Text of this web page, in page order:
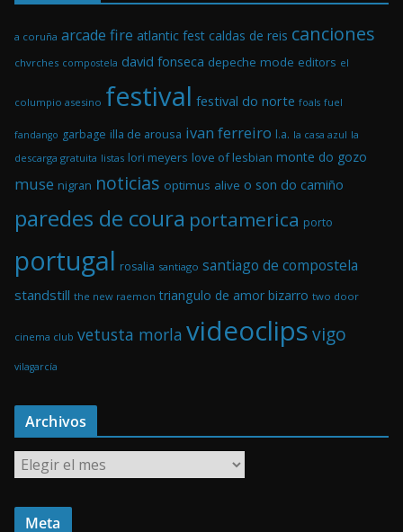
a coruña arcade fire atlantic fest caldas de reis canciones
chvrches compostela david fonseca depeche mode editors el
columpio asesino festival festival do norte foals fuel
fandango garbage illa de arousa ivan ferreiro l.a. la casa azul la
descarga gratuita listas lori meyers love of lesbian monte do gozo
muse nigran noticias optimus alive o son do camiño
paredes de coura portamerica porto
portugal rosalia santiago santiago de compostela
standstill the new raemon triangulo de amor bizarro two door
cinema club vetusta morla videoclipsvigo
vilagarcía
Archivos
c
Meta